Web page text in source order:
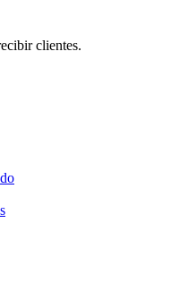
clientes.